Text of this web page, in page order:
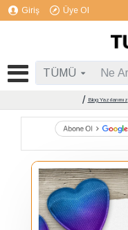
Giriş Üye Ol
TÜMÜ
Blog Yazılarımız